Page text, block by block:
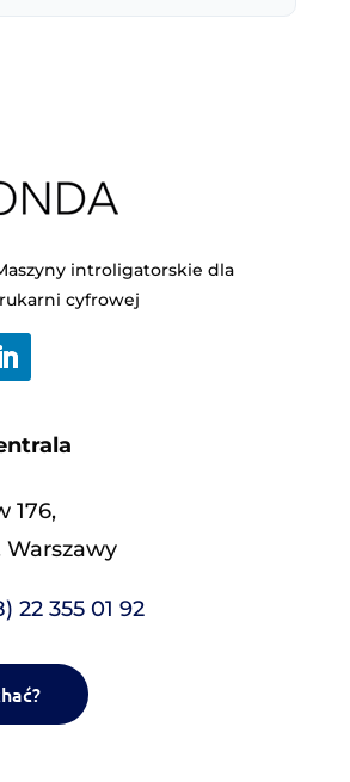
introligatorskie dla
cyfrowej
176,
Warszawy
22 355 01 92